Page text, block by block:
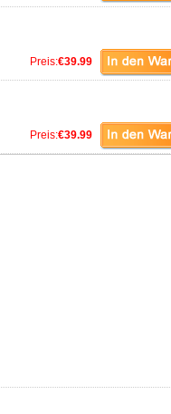
Preis:€39.99
Preis:€39.99